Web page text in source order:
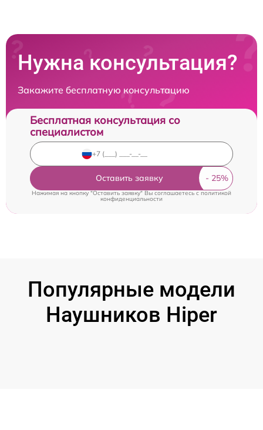
Нужна консультация?
Закажите бесплатную консультацию
Бесплатная консультация со
специалистом
Оставить заявку
Нажимая на кнопку "Оставить заявку" Вы соглашаетесь cполитикой
конфиденциальности
Популярные модели
Наушников Hiper